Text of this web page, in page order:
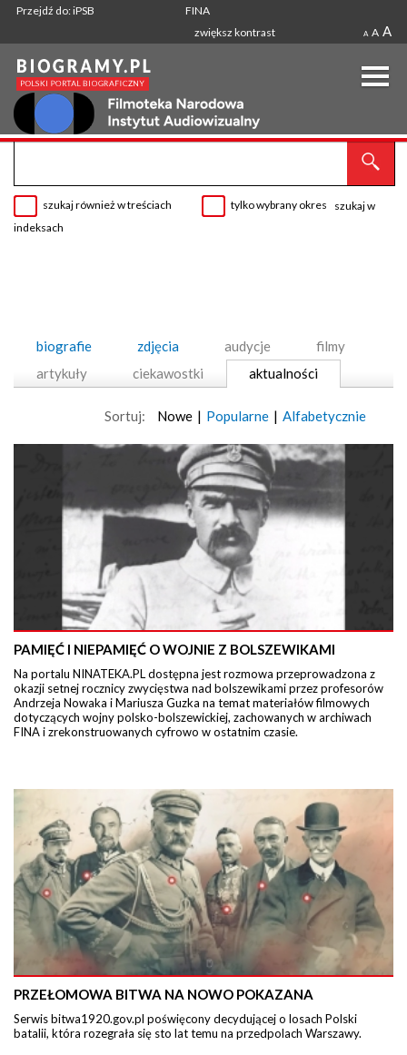
Przejdź do: iPSB
FINA
zwiększ kontrast
A A A
szukaj również w treściach tylko wybrany okres
szukaj w
indeksach
biografie zdjęcia audycje
filmy
artykuły
ciekawostki aktualności
Sortuj: Nowe | Popularne | Alfabetycznie
PAMIĘĆ I NIEPAMIĘĆ O WOJNIE Z BOLSZEWIKAMI
Na portalu NINATEKA.PL dostępna jest rozmowa przeprowadzona z
okazji setnej rocznicy zwycięstwa nad bolszewikami przez profesorów
Andrzeja Nowaka i Mariusza Guzka na temat materiałów filmowych
dotyczących wojny polsko-bolszewickiej, zachowanych w archiwach
FINA i zrekonstruowanych cyfrowo w ostatnim czasie.
PRZEŁOMOWA BITWA NA NOWO POKAZANA
Serwis bitwa1920.gov.pl poświęcony decydującej o losach Polski
batalii, która rozegrała się sto lat temu na przedpolach Warszawy.